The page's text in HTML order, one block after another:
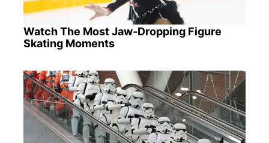
Watch The Most Jaw‑Dropping Figure
Skating Moments